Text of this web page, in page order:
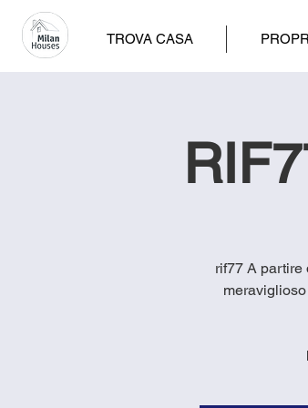
TROVA CASA
rif77 A partire